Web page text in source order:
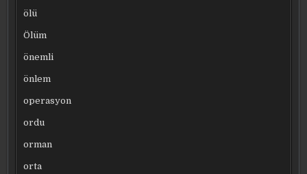
ölü
Ölüm
önemli
önlem
operasyon
ordu
orman
orta